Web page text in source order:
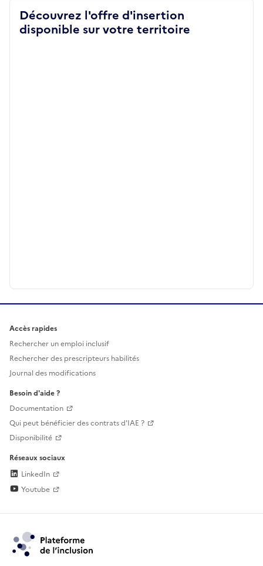
Découvrez l'offre d'insertion
disponible sur votre territoire
Accès rapides
Rechercher un emploi inclusif
Rechercher des prescripteurs habilités
Journal des modifications
Besoin d'aide ?
Documentation
Qui peut bénéficier des contrats d'IAE ?
Disponibilité
Réseaux sociaux
LinkedIn
Youtube